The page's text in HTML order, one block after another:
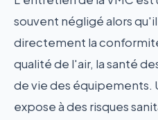
souvent négligé alors
directement la
qualité de l'air, la santé
de vie des
expose à des risques